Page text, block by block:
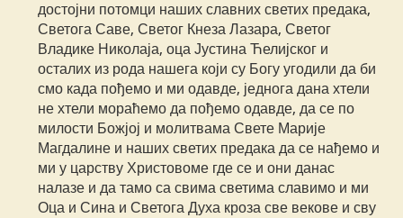
достојни потомци наших славних светих предака,
Светога Саве, Светог Кнеза Лазара, Светог
Владике Николаја, оца Јустина Ћелијског и
осталих из рода нашега који су Богу угодили да би
смо када пођемо и ми одавде, једнога дана хтели
не хтели мораћемо да пођемо одавде, да се по
милости Божјој и молитвама Свете Марије
Магдалине и наших светих предака да се нађемо и
ми у царству Христовоме где се и они данас
налазе и да тамо са свима светима славимо и ми
Оца и Сина и Светога Духа кроза све векове и сву